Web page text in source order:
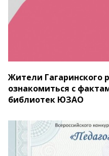
Жители Гагаринского
ознакомиться с
библиотек ЮЗАО